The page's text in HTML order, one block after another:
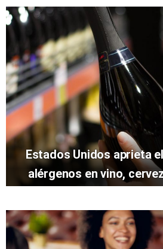
Estados Unidos aprieta
alérgenos en vino,